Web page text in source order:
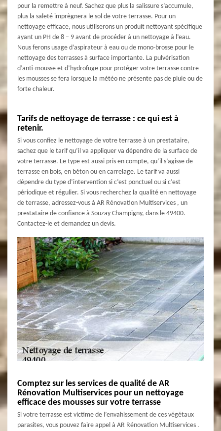
pour la remettre à neuf. Sachez que plus la salissure s’accumule,
plus la saleté imprègnera le sol de votre terrasse. Pour un
nettoyage efficace, nous utiliserons un produit nettoyant spécifique
ayant un PH de 8 – 9 avant de procéder à un nettoyage à l’eau.
Nous ferons usage d’aspirateur à eau ou de mono-brosse pour le
nettoyage des terrasses à surface importante. La pulvérisation
d’anti-mousse et d’hydrofuge pour protéger votre terrasse contre
les mousses se fera lorsque la météo ne présente pas de pluie ou de
forte chaleur.
Tarifs de nettoyage de terrasse : ce qui est à
retenir.
Si vous confiez le nettoyage de votre terrasse à un prestataire,
sachez que le tarif qu’il va appliquer va dépendre de la surface de
votre terrasse. Le type est aussi pris en compte, qu’il s’agisse de
terrasse en bois, en béton ou en carrelage. Le tarif va aussi
dépendre du type d’intervention si c’est ponctuel ou si c’est
périodique et régulier. Si vous recherchez la qualité en nettoyage
de terrasse, adressez-vous à AR Rénovation Multiservices , un
prestataire de confiance à Souzay Champigny, dans le 49400.
Contactez-le et demandez un devis.
Comptez sur les services de qualité de AR
Rénovation Multiservices pour un nettoyage
efficace des mousses sur votre terrasse
Si votre terrasse est victime de l’envahissement de ces végétaux
parasites, vous pouvez faire appel à AR Rénovation Multiservices .